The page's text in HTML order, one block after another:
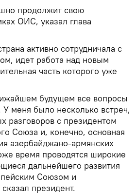
продолжит свою
ОИС, указал глава
активно сотрудничала с
идет работа над новым
часть которого уже
будущем все вопросы
У меня было несколько встреч,
разговоров с президентом
Союза и, конечно, основная
азербайджано-армянских
время проводятся широкие
дальнейшего развития
Союзом и
президент.